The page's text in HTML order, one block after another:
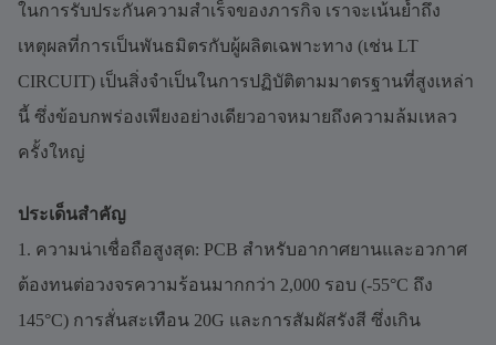
ในการรับประกันความสำเร็จของภารกิจ เราจะเน้นย้ำถึง
เหตุผลที่การเป็นพันธมิตรกับผู้ผลิตเฉพาะทาง (เช่น LT
CIRCUIT) เป็นสิ่งจำเป็นในการปฏิบัติตามมาตรฐานที่สูงเหล่า
นี้ ซึ่งข้อบกพร่องเพียงอย่างเดียวอาจหมายถึงความล้มเหลว
ครั้งใหญ่
ประเด็นสำคัญ
1. ความน่าเชื่อถือสูงสุด: PCB สำหรับอากาศยานและอวกาศ
ต้องทนต่อวงจรความร้อนมากกว่า 2,000 รอบ (-55°C ถึง
145°C) การสั่นสะเทือน 20G และการสัมผัสรังสี ซึ่งเกิน